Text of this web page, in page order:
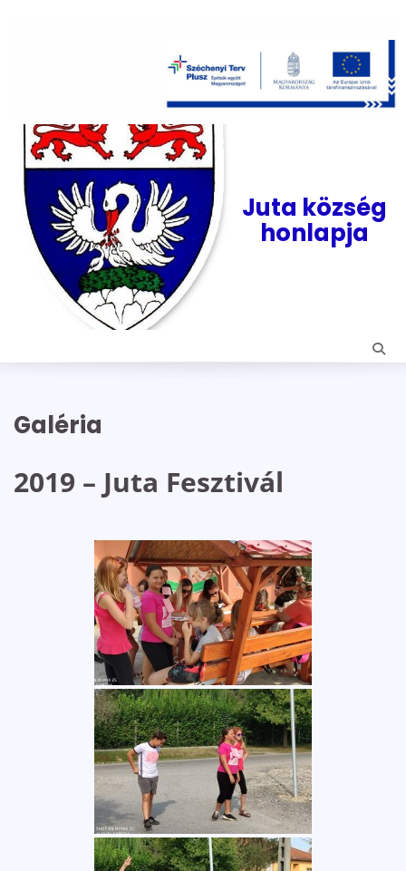
content
Juta község
honlapja
Galéria
2019 – Juta Fesztivál